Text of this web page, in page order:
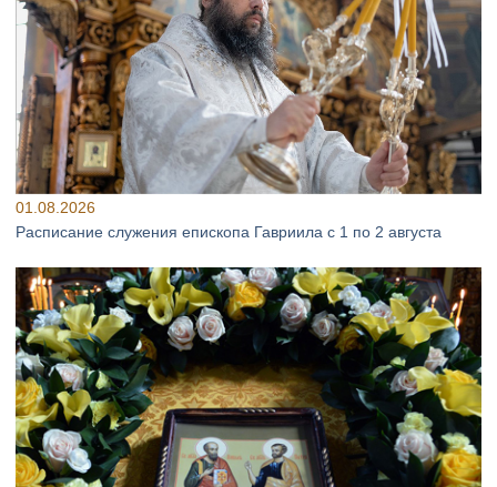
01.08.2026
Расписание служения епископа Гавриила с 1 по 2 августа